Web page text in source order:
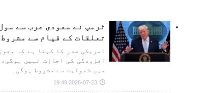
ٹرمپ نے سعودی عرب سے
تعلقات کے قیام سے مشروط
امریکی صدر کا کہنا ہے کہ
افزودگی کی اجازت نہیں
میں شمولیت سے مشروط ہوگی۔
2026-07-23 19:49